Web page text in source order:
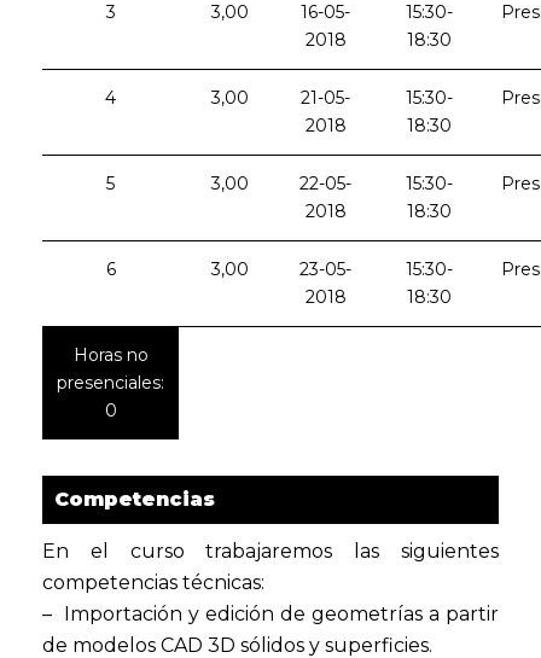
3 3,00
16-05-
2018
15:30-
18:30
4 3,00
21-05-
2018
15:30-
18:30
5 3,00
22-05-
2018
15:30-
18:30
6 3,00
23-05-
2018
15:30-
18:30
Horas no
presenciales:
0
Competencias
En el curso trabajaremos las siguientes
competencias técnicas:
– Importación y edición de geometrías a partir
de modelos CAD 3D sólidos y superficies.